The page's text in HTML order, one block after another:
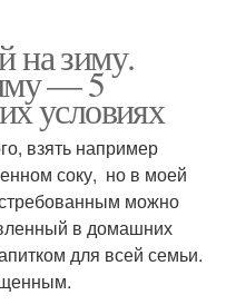
на зиму.
— 5
условиях
взять например
соку, но в моей
можно
в домашних
для всей семьи.